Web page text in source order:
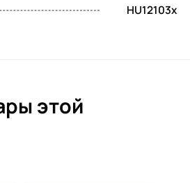
HU12103x
этой